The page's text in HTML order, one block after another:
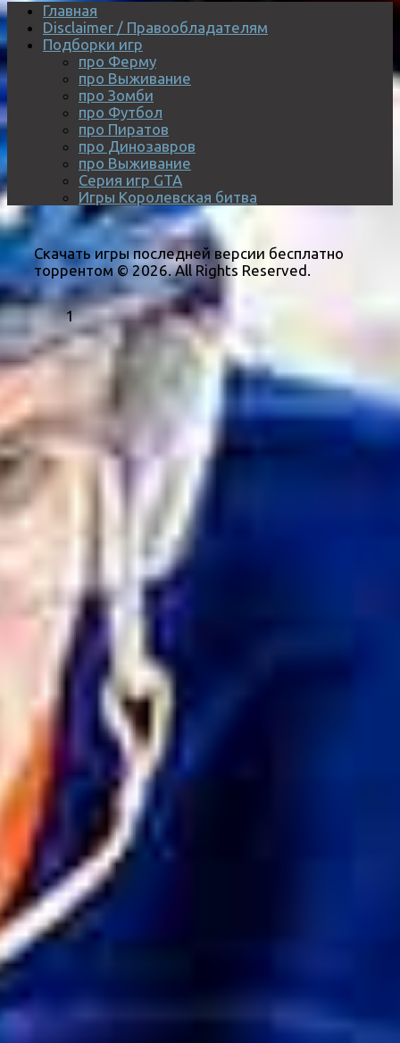
Главная
Disclaimer / Правообладателям
Подборки игр
про Ферму
про Выживание
про Зомби
про Футбол
про Пиратов
про Динозавров
про Выживание
Серия игр GTA
Игры Королевская битва
Скачать игры последней версии бесплатно
торрентом © 2026. All Rights Reserved.
1